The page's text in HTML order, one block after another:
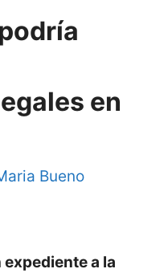
en
Bueno
expediente a la